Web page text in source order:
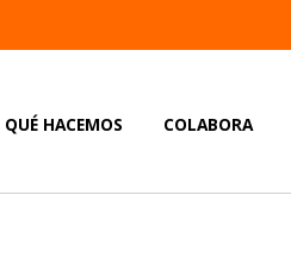
QUÉ HACEMOS COLABORA